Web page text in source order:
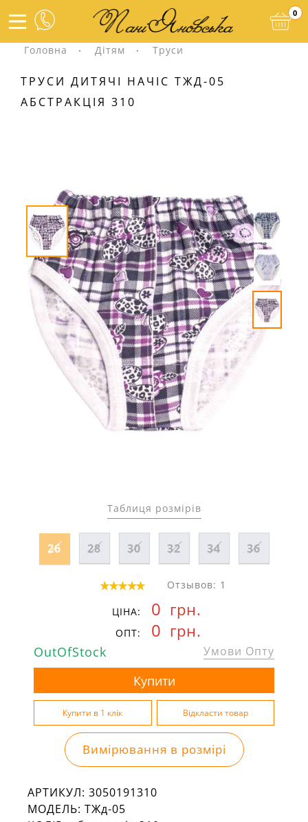
0
Головна Дітям Труси
ТРУСИ ДИТЯЧІ НАЧІС ТЖД-05
АБСТРАКЦІЯ 310
Таблиця розмірів
26 28 30 32 34 36
Отзывов: 1
ЦІНА: 0 грн.
ОПТ: 0 грн.
OutOfStock Умови Опту
Вимірювання в розмірі
АРТИКУЛ: 3050191310
МОДЕЛЬ: ТЖд-05